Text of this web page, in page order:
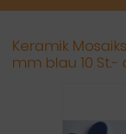
Keramik
mm blau 10 St.-